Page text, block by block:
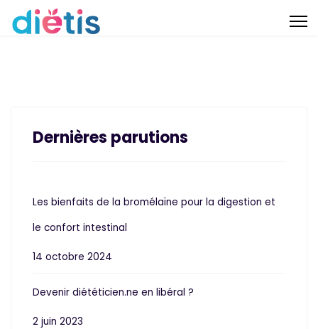
Dernières parutions
Les bienfaits de la bromélaïne pour la digestion et
le confort intestinal
14 octobre 2024
Devenir diététicien.ne en libéral ?
2 juin 2023